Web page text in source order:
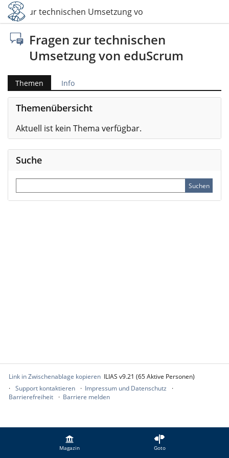
zur technischen Umsetzung von eduScrum
Magazin Goto
Fragen zur technischen
Umsetzung von eduScrum
Themen Info
Themenübersicht
Aktuell ist kein Thema verfügbar.
Suche
Link in Zwischenablage kopieren ILIAS v9.21 (65 Aktive Personen)
Support kontaktieren
Impressum und Datenschutz
Barrierefreiheit
Barriere melden